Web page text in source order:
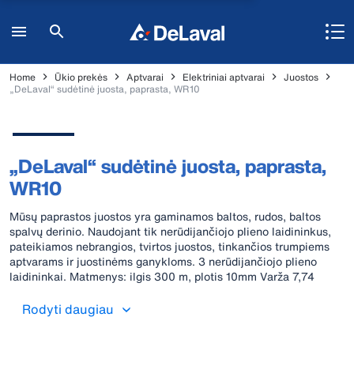
Home Ūkio prekės Aptvarai Elektriniai aptvarai
Juostos
„DeLaval“ sudėtinė juosta, paprasta, WR10
„DeLaval“ sudėtinė juosta, paprasta,
WR10
Mūsų paprastos juostos yra gaminamos baltos, rudos, baltos
spalvų derinio. Naudojant tik nerūdijančiojo plieno laidininkus,
pateikiamos nebrangios, tvirtos juostos, tinkančios trumpiems
aptvarams ir juostinėms ganykloms. 3 nerūdijančiojo plieno
laidininkai. Matmenys: ilgis 300 m, plotis 10mm Varža 7,74
Rodyti daugiau